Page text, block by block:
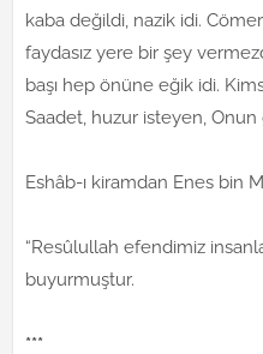
kaba değildi, nazik idi.
faydasız yere bir şey
başı hep önüne eğik idi.
Saadet, huzur isteyen, Onun
Eshâb-ı kiramdan Enes bin
“Resûlullah efendimiz
buyurmuştur.
***